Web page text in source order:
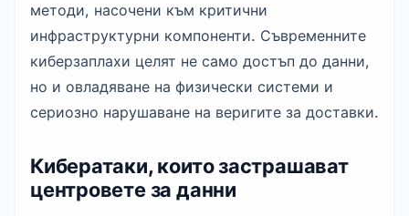
методи, насочени към критични
инфраструктурни компоненти. Съвременните
киберзаплахи целят не само достъп до данни,
но и овладяване на физически системи и
сериозно нарушаване на веригите за доставки.
Кибератаки, които застрашават
центровете за данни